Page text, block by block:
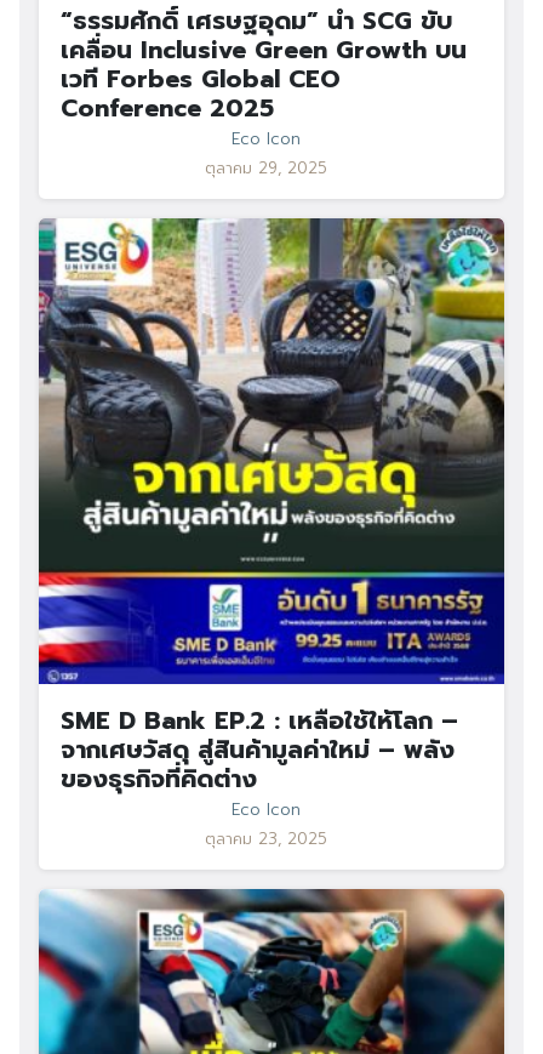
“ธรรมศักดิ์ เศรษฐอุดม” นำ SCG ขับ
เคลื่อน Inclusive Green Growth บน
เวที Forbes Global CEO
Conference 2025
Eco Icon
ตุลาคม 29, 2025
SME D Bank EP.2 : เหลือใช้ให้โลก –
จากเศษวัสดุ สู่สินค้ามูลค่าใหม่ – พลัง
ของธุรกิจที่คิดต่าง
Eco Icon
ตุลาคม 23, 2025